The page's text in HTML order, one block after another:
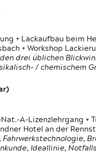
+ Lackaufbau beim
+ Workshop
drei üblichen
/ chemischem
A-Lizenzlehrgang +
Hotel an der
Ideallinie,